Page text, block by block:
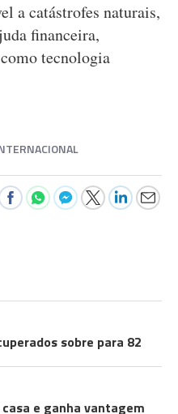
a catástrofes naturais,
financeira,
tecnologia
sobre para 82
e ganha vantagem